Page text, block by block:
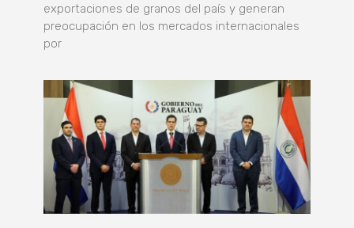
exportaciones de granos del país y generan
preocupación en los mercados internacionales
por